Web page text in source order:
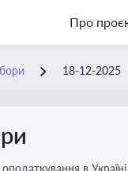
Про
18-12-2025